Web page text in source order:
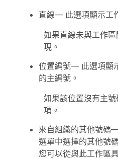
直線— 此選項顯示工
如果直線未與工作
現。
位置編號— 此選項顯
的主編號。
如果該位置沒有主
項。
來自組織的其他號碼—
選單中選擇的其他號
您可以從與此工作區